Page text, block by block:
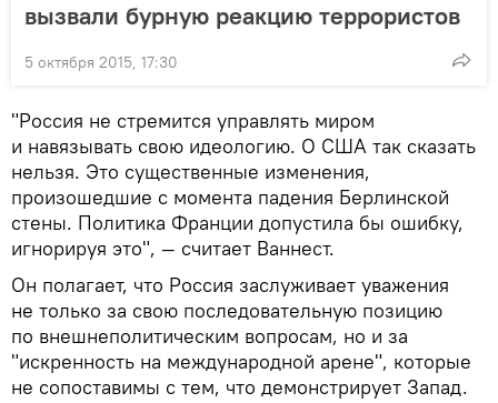
вызвали бурную реакцию террористов
5 октября 2015, 17:30
"Россия не стремится управлять миром
и навязывать свою идеологию. О США так сказать
нельзя. Это существенные изменения,
произошедшие с момента падения Берлинской
стены. Политика Франции допустила бы ошибку,
игнорируя это", — считает Ваннест.
Он полагает, что Россия заслуживает уважения
не только за свою последовательную позицию
по внешнеполитическим вопросам, но и за
"искренность на международной арене", которые
не сопоставимы с тем, что демонстрирует Запад.